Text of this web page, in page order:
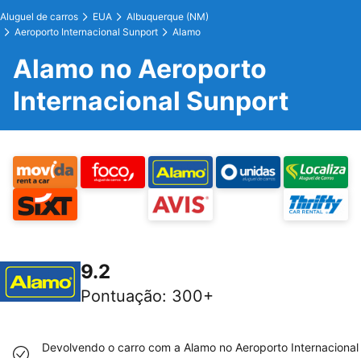
Aluguel de carros EUA
Albuquerque (NM)
Aeroporto Internacional Sunport
Alamo
Alamo no Aeroporto
Internacional Sunport
9.2
Pontuação: 300+
Devolvendo o carro com a Alamo no Aeroporto Internacional